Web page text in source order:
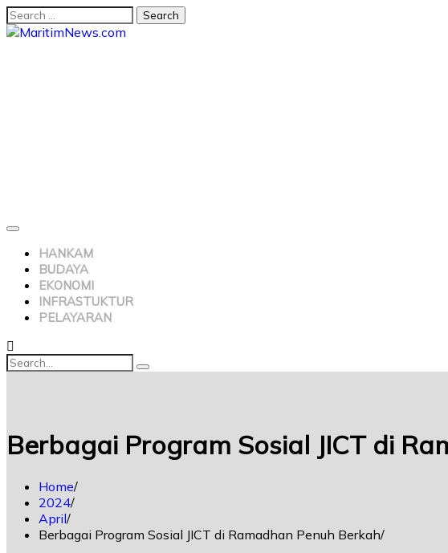
HANKAM
BUDAYA
EKONOMI
INFRASTUKTUR
PELAYARAN
Berbagai Program Sosial JICT di
Home
2024
April
Berbagai Program Sosial JICT di Ramadhan Penuh Berkah